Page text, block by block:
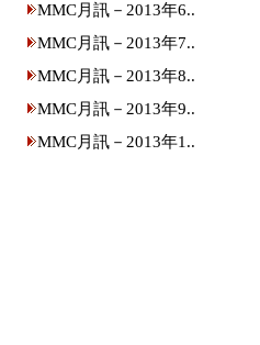
MMC月訊－2013年6..
MMC月訊－2013年7..
MMC月訊－2013年8..
MMC月訊－2013年9..
MMC月訊－2013年1..